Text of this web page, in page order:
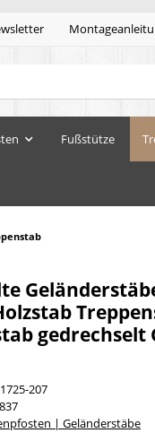
Fußstütze
1725-207
| Geländerstäbe